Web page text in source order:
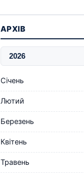
АРХІВ
Січень
Лютий
Березень
Квітень
Травень